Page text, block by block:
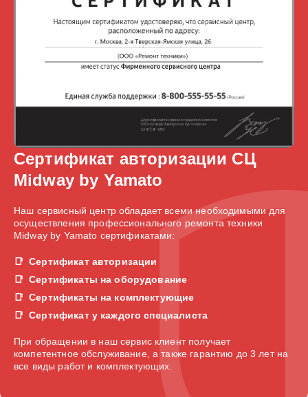
Сертификат авторизации СЦ
Midway by Yamato
Наш сервисный центр обладает всеми необходимыми для
осуществления профессионального ремонта техники
Midway by Yamato сертификатами:
Сертификат авторизации
Сертификаты на оборудование
Сертификаты на комплектующие
Сертификат у каждого специалиста
При обращении в наш сервис клиент получает
компетентное обслуживание, а также гарантию до 3 лет на
все виды работ и комплектующих.